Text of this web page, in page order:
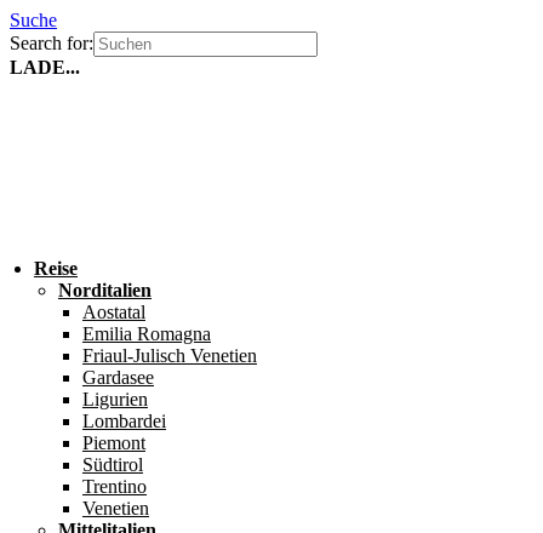
Suche
Search for:
LADE...
Reise
Norditalien
Aostatal
Emilia Romagna
Friaul-Julisch Venetien
Gardasee
Ligurien
Lombardei
Piemont
Südtirol
Trentino
Venetien